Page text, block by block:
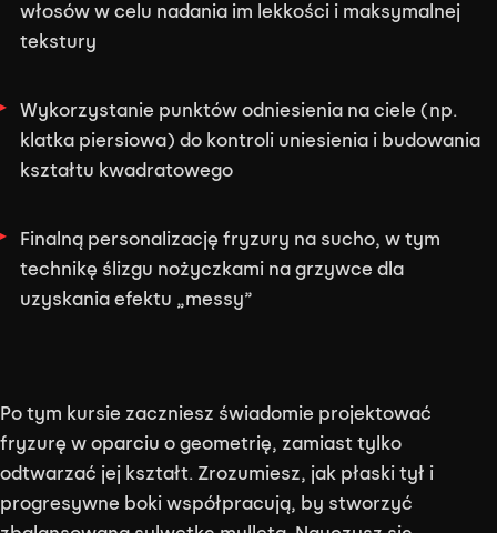
włosów w celu nadania im lekkości i maksymalnej
tekstury
Wykorzystanie punktów odniesienia na ciele (np.
klatka piersiowa) do kontroli uniesienia i budowania
kształtu kwadratowego
Finalną personalizację fryzury na sucho, w tym
technikę ślizgu nożyczkami na grzywce dla
uzyskania efektu „messy”
Po tym kursie zaczniesz świadomie projektować
fryzurę w oparciu o geometrię, zamiast tylko
odtwarzać jej kształt. Zrozumiesz, jak płaski tył i
progresywne boki współpracują, by stworzyć